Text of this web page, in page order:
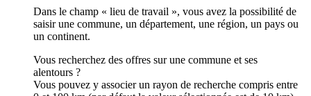
Dans le champ « lieu de travail », vous avez la possibilité de
saisir une commune, un département, une région, un pays ou
un continent.
Vous recherchez des offres sur une commune et ses
alentours ?
Vous pouvez y associer un rayon de recherche compris entre